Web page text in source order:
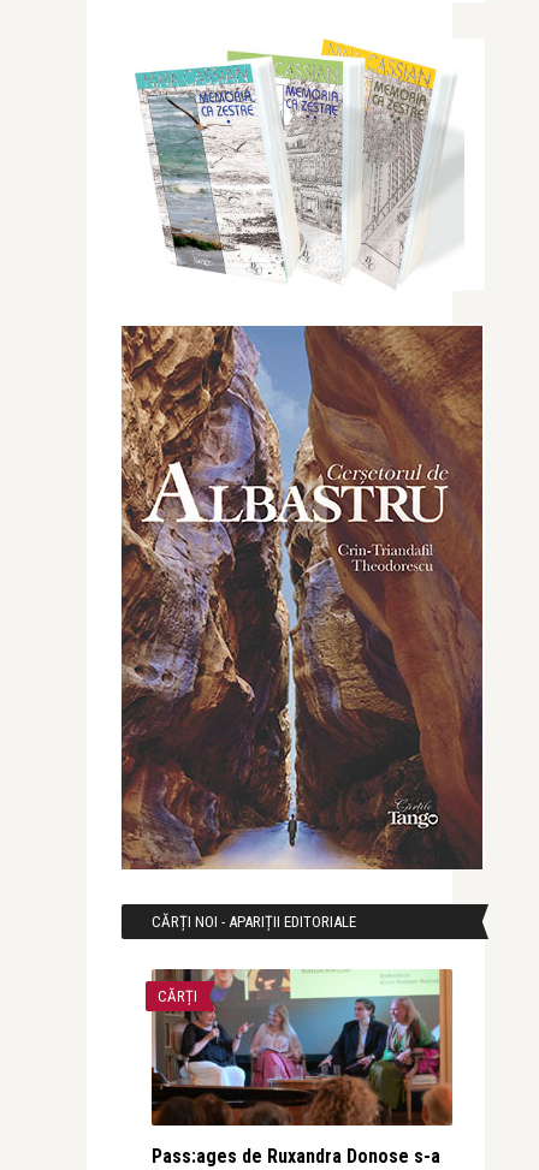
CĂRȚI NOI - APARIȚII EDITORIALE
CĂRȚI
Pass:ages de Ruxandra Donose s-a